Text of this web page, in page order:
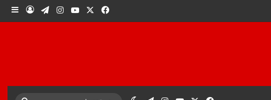
فیس بوکیوتیوباینستاگرام
تلگرامورود